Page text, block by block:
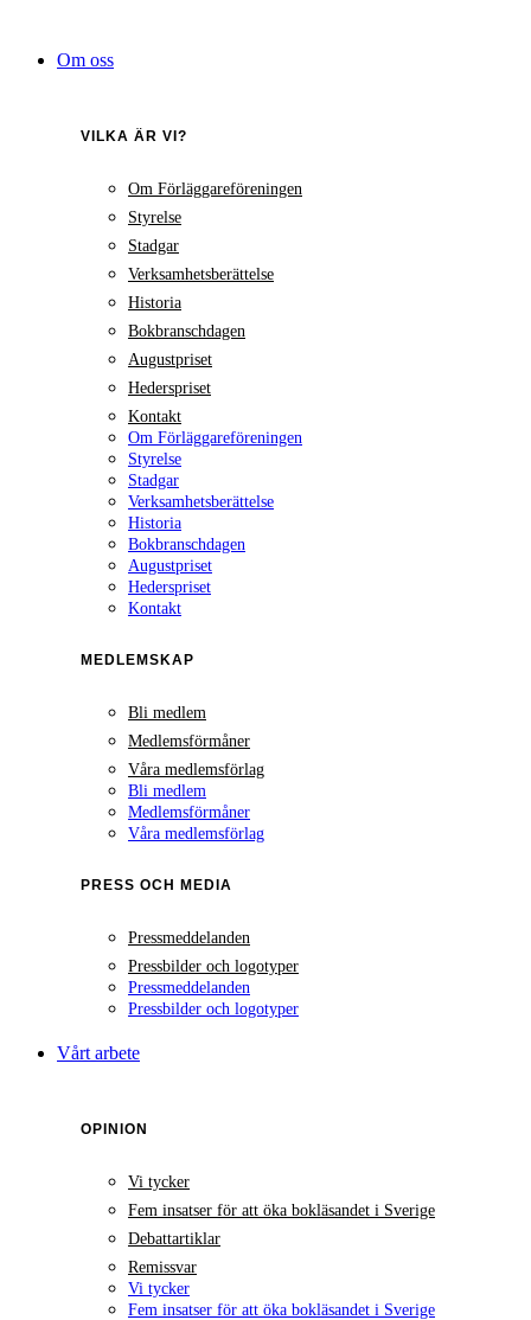
innehållOm oss
VILKA ÄR VI?
Om Förläggareföreningen
Styrelse
Stadgar
Verksamhetsberättelse
Historia
Bokbranschdagen
Augustpriset
Hederspriset
Kontakt
Om Förläggareföreningen
Styrelse
Stadgar
Verksamhetsberättelse
Historia
Bokbranschdagen
Augustpriset
Hederspriset
Kontakt
MEDLEMSKAP
Bli medlem
Medlemsförmåner
Våra medlemsförlag
Bli medlem
Medlemsförmåner
Våra medlemsförlag
PRESS OCH MEDIA
Pressmeddelanden
Pressbilder och logotyper
Pressmeddelanden
Pressbilder och logotyper
Vårt arbete
OPINION
Vi tycker
Fem insatser för att öka bokläsandet i Sverige
Debattartiklar
Remissvar
Vi tycker
Fem insatser för att öka bokläsandet i Sverige